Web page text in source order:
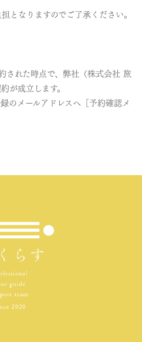
となりますのでご了承ください。
された時点で、弊社（株式会社 旅
が成立します。
のメールアドレスへ［予約確認メ